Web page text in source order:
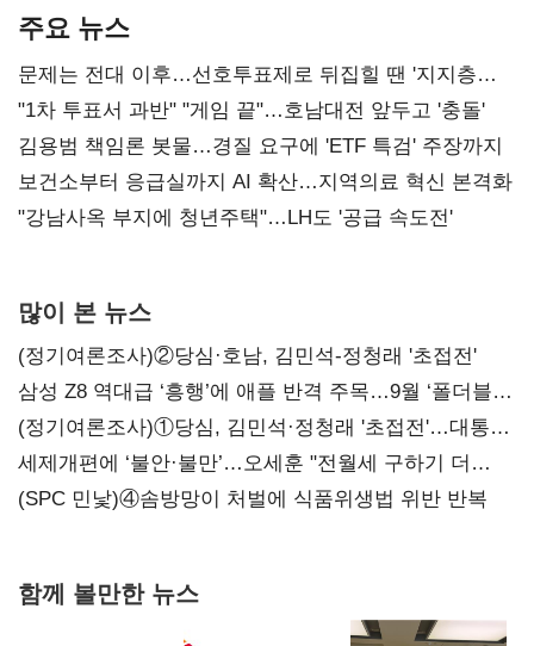
주요 뉴스
문제는 전대 이후…선호투표제로 뒤집힐 땐 '지지층
불복'
"1차 투표서 과반" "게임 끝"…호남대전 앞두고 '충돌'
김용범 책임론 봇물…경질 요구에 'ETF 특검' 주장까지
보건소부터 응급실까지 AI 확산…지역의료 혁신 본격화
"강남사옥 부지에 청년주택"…LH도 '공급 속도전'
많이 본 뉴스
(정기여론조사)②당심·호남, 김민석-정청래 '초접전'
삼성 Z8 역대급 ‘흥행’에 애플 반격 주목…9월 ‘폴더블
대전’
(정기여론조사)①당심, 김민석·정청래 '초접전'…대통령
지지도 '50% 아래로'(종합)
세제개편에 ‘불안·불만’…오세훈 "전월세 구하기 더
힘들어질 것"
(SPC 민낯)④솜방망이 처벌에 식품위생법 위반 반복
함께 볼만한 뉴스